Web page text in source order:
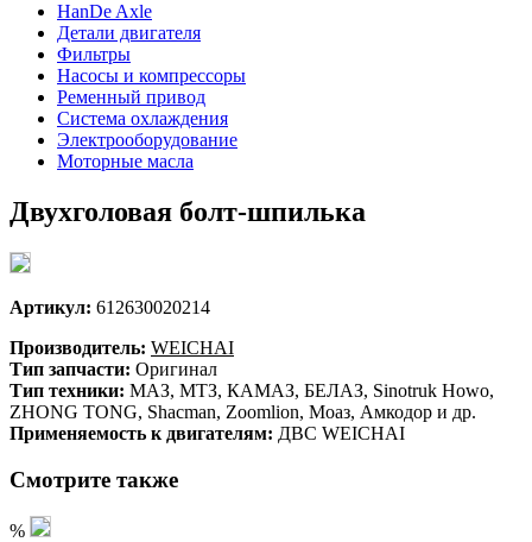
HanDe Axle
Детали двигателя
Фильтры
Насосы и компрессоры
Ременный привод
Система охлаждения
Электрооборудование
Моторные масла
Двухголовая болт-шпилька
Артикул: 612630020214
Производитель: WEICHAI
Тип запчасти: Оригинал
Тип техники: МАЗ, МТЗ, КАМАЗ, БЕЛАЗ, Sinotruk Howo,
ZHONG TONG, Shacman, Zoomlion, Моаз, Амкодор и др.
Применяемость к двигателям: ДВС WEICHAI
Смотрите также
%